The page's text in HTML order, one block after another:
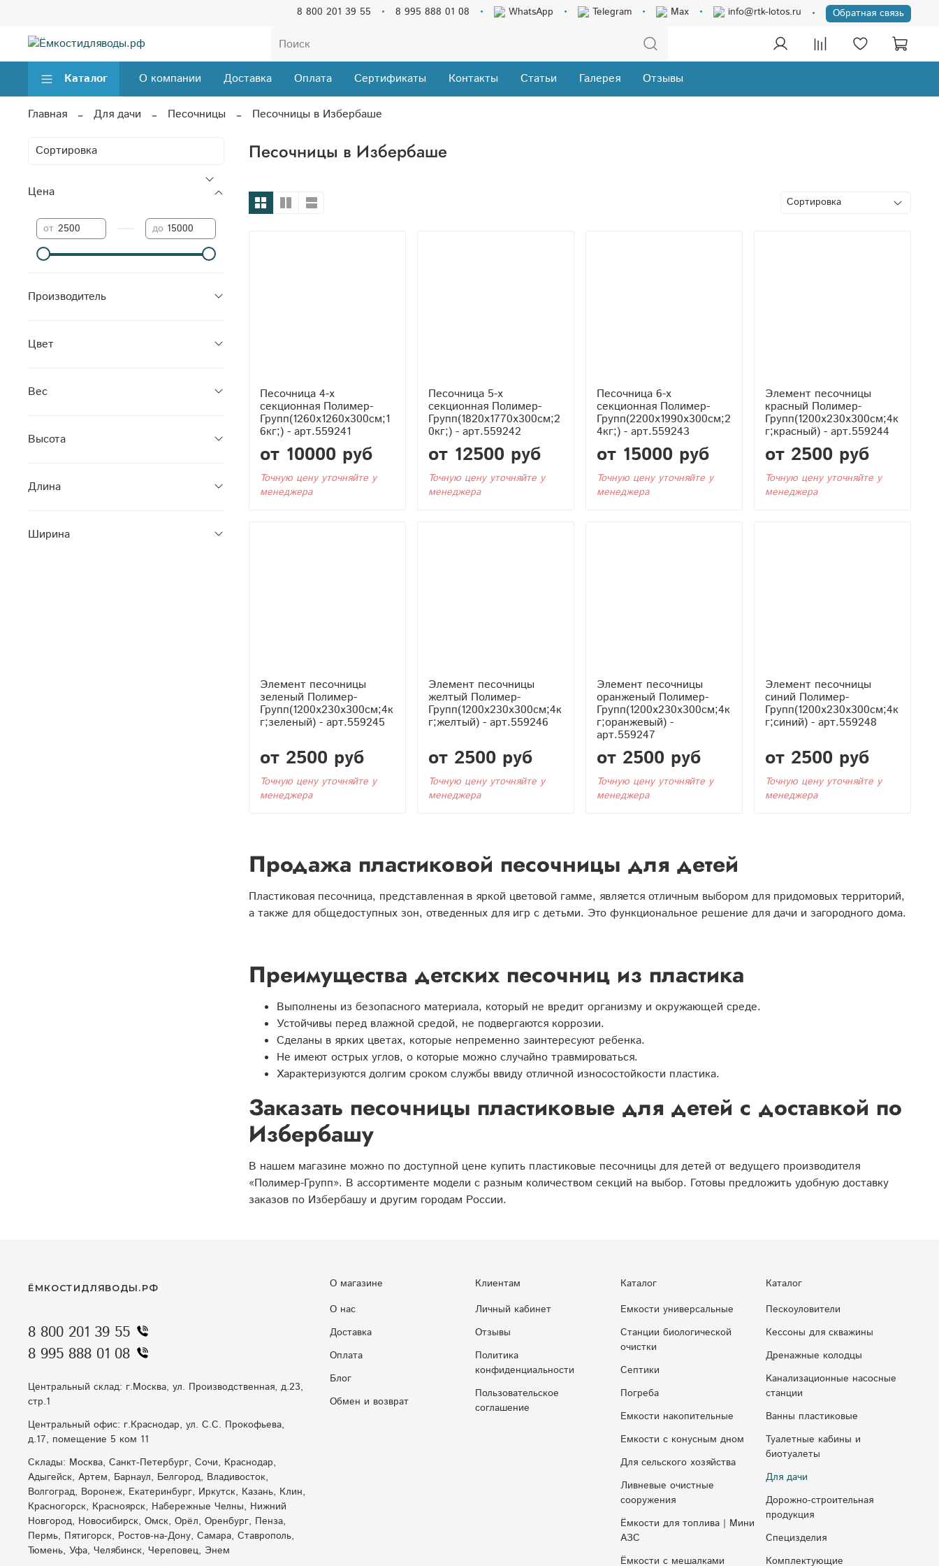
8 800 201 39 55 8 995 888 01 08 WhatsApp Telegram Max info@rtk-lotos.ru Обратная связь
Каталог О компании Доставка Оплата Сертификаты Контакты Статьи Галерея Отзывы
Главная Для дачи Песочницы Песочницы в Избербаше
Песочницы в Избербаше
Песочница 4-х
секционная Полимер-
Групп(1260x1260x300см;1
6кг;) - арт.559241
от 10000 руб
Точную цену уточняйте у
менеджера
Песочница 5-х
секционная Полимер-
Групп(1820x1770x300см;2
0кг;) - арт.559242
от 12500 руб
Точную цену уточняйте у
менеджера
Песочница 6-х
секционная Полимер-
Групп(2200x1990x300см;2
4кг;) - арт.559243
от 15000 руб
Точную цену уточняйте у
менеджера
Элемент песочницы
красный Полимер-
Групп(1200x230x300см;4к
г;красный) - арт.559244
от 2500 руб
Точную цену уточняйте у
менеджера
Элемент песочницы
зеленый Полимер-
Групп(1200x230x300см;4к
г;зеленый) - арт.559245
от 2500 руб
Точную цену уточняйте у
менеджера
Элемент песочницы
желтый Полимер-
Групп(1200x230x300см;4к
г;желтый) - арт.559246
от 2500 руб
Точную цену уточняйте у
менеджера
Элемент песочницы
оранженый Полимер-
Групп(1200x230x300см;4к
г;оранжевый) -
арт.559247
от 2500 руб
Точную цену уточняйте у
менеджера
Элемент песочницы
синий Полимер-
Групп(1200x230x300см;4к
г;синий) - арт.559248
от 2500 руб
Точную цену уточняйте у
менеджера
Продажа пластиковой песочницы для детей
Пластиковая песочница, представленная в яркой цветовой гамме, является отличным выбором для придомовых территорий,
а также для общедоступных зон, отведенных для игр с детьми. Это функциональное решение для дачи и загородного дома.
Преимущества детских песочниц из пластика
Выполнены из безопасного материала, который не вредит организму и окружающей среде.
Устойчивы перед влажной средой, не подвергаются коррозии.
Сделаны в ярких цветах, которые непременно заинтересуют ребенка.
Не имеют острых углов, о которые можно случайно травмироваться.
Характеризуются долгим сроком службы ввиду отличной износостойкости пластика.
Заказать песочницы пластиковые для детей с доставкой по
Избербашу
В нашем магазине можно по доступной цене купить пластиковые песочницы для детей от ведущего производителя
«Полимер-Групп». В ассортименте модели с разным количеством секций на выбор. Готовы предложить удобную доставку
заказов по Избербашу и другим городам России.
Цена
от до
Производитель
Цвет
Вес
Высота
Длина
Ширина
О магазине
О нас
Доставка
Оплата
Блог
Обмен и возврат
Клиентам
Личный кабинет
Отзывы
Политика
конфиденциальности
Пользовательское
соглашение
Каталог
Емкости универсальные
Станции биологической
очистки
Септики
Погреба
Емкости накопительные
Eмкocти c кoнуcным днoм
Для сельского хозяйства
Ливневые очистные
сооружения
Ёмкости для топлива | Мини
АЗС
Ёмкости с мешалками
Каталог
Пескоуловители
Кессоны для скважины
Дренажные колодцы
Kaнaлизaциoнныe нacocныe
cтaнции
Ванны пластиковые
Туалетные кабины и
биотуалеты
Для дачи
Дорожно-строительная
продукция
Специзделия
Комплектующие
ЁМКОСТИДЛЯВОДЫ.РФ
8 800 201 39 55
8 995 888 01 08
Центральный склад: г.Москва, ул. Производственная, д.23,
стр.1
Центральный офис: г.Краснодар, ул. С.С. Прокофьева,
д.17, помещение 5 ком 11
Склады: Москва, Санкт-Петербург, Сочи, Краснодар,
Адыгейск, Артем, Барнаул, Белгород, Владивосток,
Волгоград, Воронеж, Екатеринбург, Иркутск, Казань, Клин,
Красногорск, Красноярск, Набережные Челны, Нижний
Новгород, Новосибирск, Омск, Орёл, Оренбург, Пенза,
Пермь, Пятигорск, Ростов-на-Дону, Самара, Ставрополь,
Тюмень, Уфа, Челябинск, Череповец, Энем